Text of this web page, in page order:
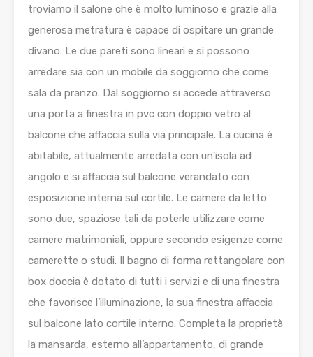
troviamo il salone che è molto luminoso e grazie alla
generosa metratura è capace di ospitare un grande
divano. Le due pareti sono lineari e si possono
arredare sia con un mobile da soggiorno che come
sala da pranzo. Dal soggiorno si accede attraverso
una porta a finestra in pvc con doppio vetro al
balcone che affaccia sulla via principale. La cucina è
abitabile, attualmente arredata con un’isola ad
angolo e si affaccia sul balcone verandato con
esposizione interna sul cortile. Le camere da letto
sono due, spaziose tali da poterle utilizzare come
camere matrimoniali, oppure secondo esigenze come
camerette o studi. Il bagno di forma rettangolare con
box doccia è dotato di tutti i servizi e di una finestra
che favorisce l’illuminazione, la sua finestra affaccia
sul balcone lato cortile interno. Completa la proprietà
la mansarda, esterno all’appartamento, di grande